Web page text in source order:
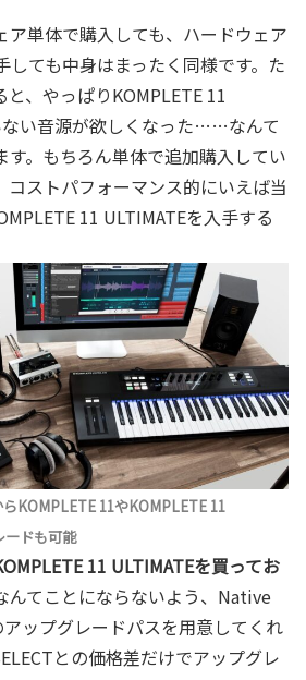
ア単体で購入しても、ハードウェア
しても中身はまったく同様です。た
、やっぱりKOMPLETE 11
ない音源が欲しくなった……なんて
す。もちろん単体で追加購入してい
コストパフォーマンス的にいえば当
11 ULTIMATEを入手する
KOMPLETE 11やKOMPLETE 11
ードも可能
11 ULTIMATEを買ってお
んてことにならないよう、Native
ップグレードパスを用意してくれ
との価格差だけでアップグレ